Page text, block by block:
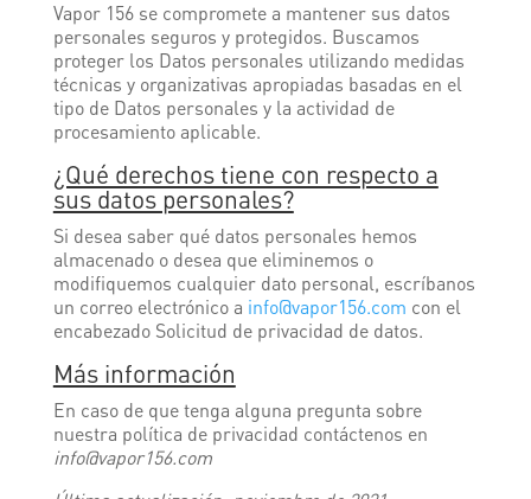
Vapor 156 se compromete a mantener sus datos
personales seguros y protegidos. Buscamos
proteger los Datos personales utilizando medidas
técnicas y organizativas apropiadas basadas en el
tipo de Datos personales y la actividad de
procesamiento aplicable.
¿Qué derechos tiene con respecto a
sus datos personales?
Si desea saber qué datos personales hemos
almacenado o desea que eliminemos o
modifiquemos cualquier dato personal, escríbanos
un correo electrónico a info@vapor156.com con el
encabezado Solicitud de privacidad de datos.
Más información
En caso de que tenga alguna pregunta sobre
nuestra política de privacidad contáctenos en
info@vapor156.com